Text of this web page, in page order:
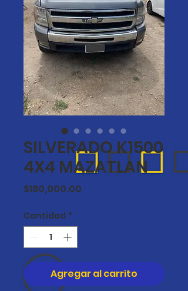
SILVERADO K1500
4X4 MAZATLAN
$180,000.00
Cantidad *
Agregar al carrito